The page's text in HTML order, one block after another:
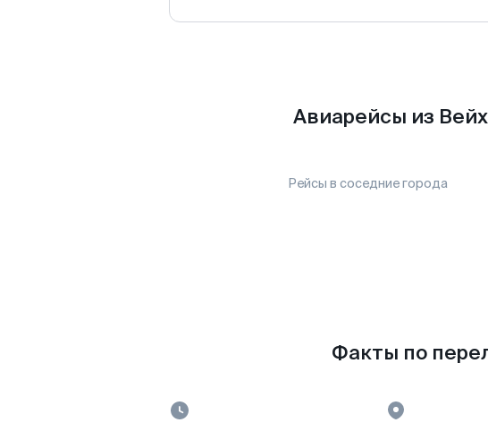
Авиарейсы из
Рейсы в соседние города
Факты по